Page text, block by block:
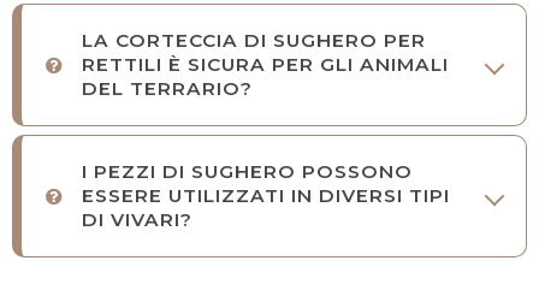
LA CORTECCIA DI SUGHERO PER
RETTILI È SICURA PER GLI ANIMALI
DEL TERRARIO?
I PEZZI DI SUGHERO POSSONO
ESSERE UTILIZZATI IN DIVERSI TIPI
DI VIVARI?